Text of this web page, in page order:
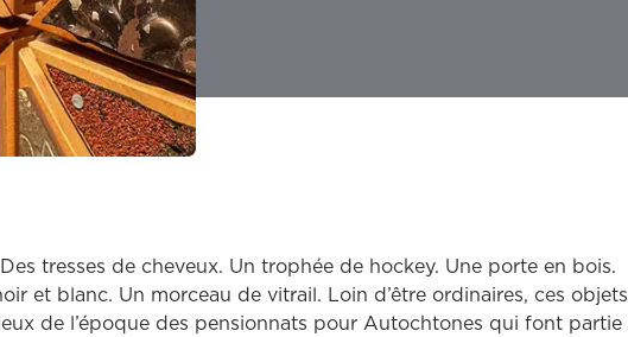
tresses de cheveux. Un trophée de hockey. Une porte en bois.
et blanc. Un morceau de vitrail. Loin d’être ordinaires, ces objets
de l’époque des pensionnats pour Autochtones qui font partie